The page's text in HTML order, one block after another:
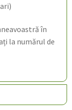
în
la numărul de